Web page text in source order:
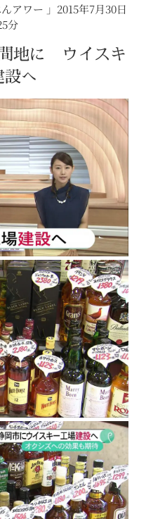
アワー 」2015年7月30日
分
地に ウイスキ
へ